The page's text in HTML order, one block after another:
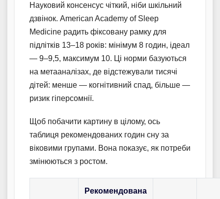
Науковий консенсус чіткий, ніби шкільний
дзвінок. American Academy of Sleep
Medicine радить фіксовану рамку для
підлітків 13–18 років: мінімум 8 годин, ідеал
— 9–9,5, максимум 10. Ці норми базуються
на метааналізах, де відстежували тисячі
дітей: менше — когнітивний спад, більше —
ризик гіперсомнії.
Щоб побачити картину в цілому, ось
таблиця рекомендованих годин сну за
віковими групами. Вона показує, як потреби
змінюються з ростом.
Рекомендована